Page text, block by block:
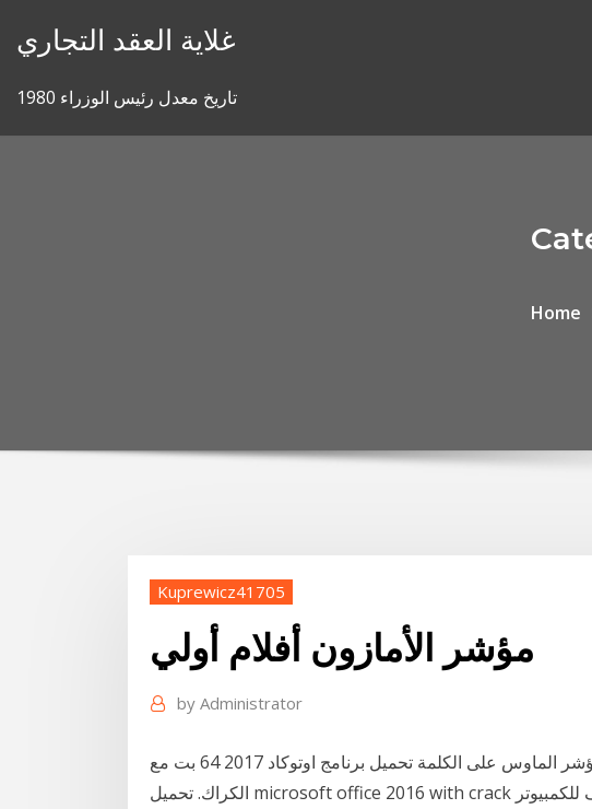
غلاية العقد التجاري
تاريخ معدل رئيس الوزراء 1980
Home
Kuprewicz41705
مؤشر الأمازون أفلام أولي
by Administrator
أفضل برنامج ترجمة للكمبيوتر بمجرد وضع مؤشر الماوس على الكلمة تحميل برنامج اوتوكاد 2017 64 بت مع